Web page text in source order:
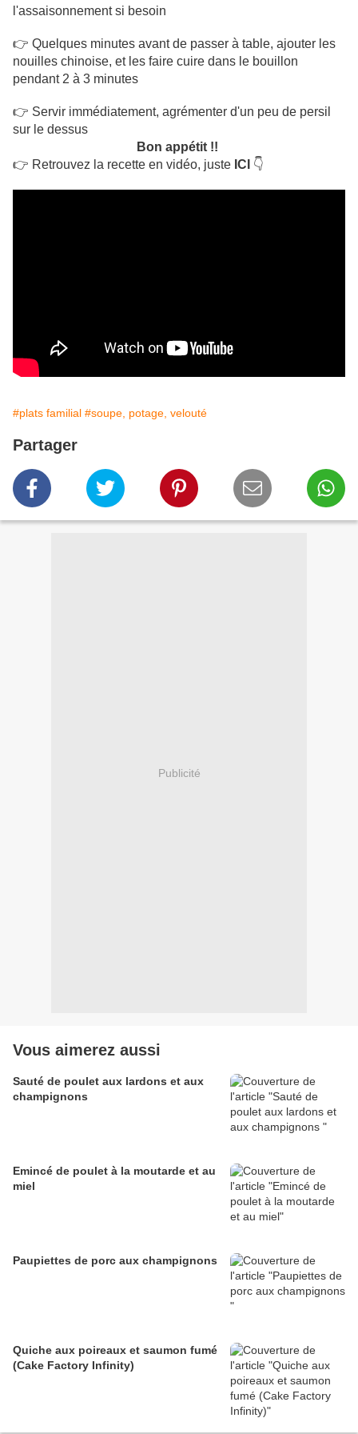
l'assaisonnement si besoin
👉 Quelques minutes avant de passer à table, ajouter les
nouilles chinoise, et les faire cuire dans le bouillon
pendant 2 à 3 minutes
👉 Servir immédiatement, agrémenter d'un peu de persil
sur le dessus
Bon appétit !!
👉 Retrouvez la recette en vidéo, juste ICI 👇
#plats familial #soupe, potage, velouté
Partager
Publicité
Vous aimerez aussi
Sauté de poulet aux lardons et aux
champignons
Emincé de poulet à la moutarde et au
miel
Paupiettes de porc aux champignons
Quiche aux poireaux et saumon fumé
(Cake Factory Infinity)